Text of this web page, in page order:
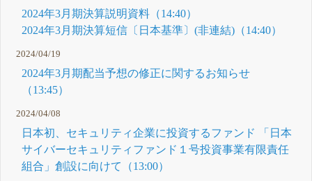
2024年3月期決算説明資料（14:40）
2024年3月期決算短信〔日本基準〕(非連結)（14:40）
2024/04/19
2024年3月期配当予想の修正に関するお知らせ
（13:45）
2024/04/08
日本初、セキュリティ企業に投資するファンド 「日本
サイバーセキュリティファンド１号投資事業有限責任
組合」創設に向けて（13:00）